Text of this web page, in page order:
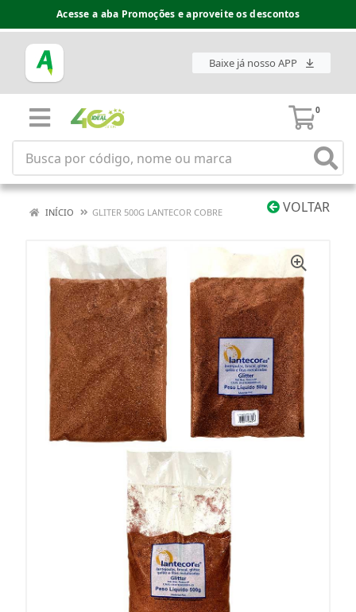
Acesse a aba Promoções e aproveite os descontos
Baixe já nosso APP
0
VOLTAR
INÍCIO GLITER 500G LANTECOR COBRE